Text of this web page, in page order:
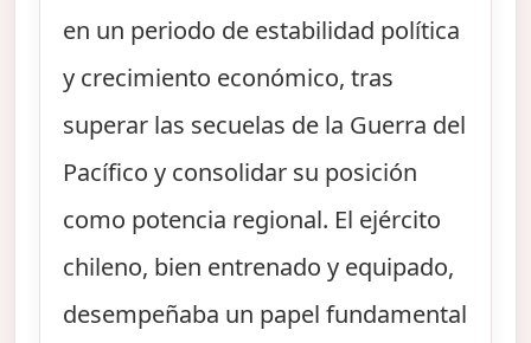
en un periodo de estabilidad política
y crecimiento económico, tras
superar las secuelas de la Guerra del
Pacífico y consolidar su posición
como potencia regional. El ejército
chileno, bien entrenado y equipado,
desempeñaba un papel fundamental